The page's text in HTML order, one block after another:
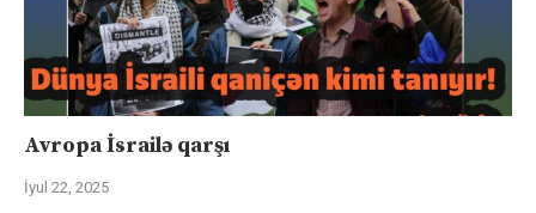
Avropa İsrailə qarşı
İyul 22, 2025